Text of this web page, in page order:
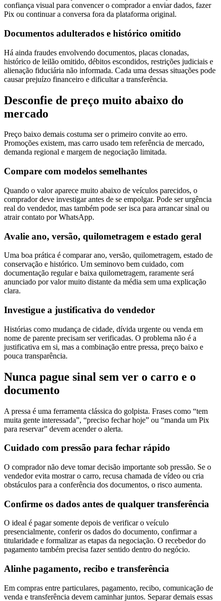
confiança visual para convencer o comprador a enviar dados, fazer
Pix ou continuar a conversa fora da plataforma original.
Documentos adulterados e histórico omitido
Há ainda fraudes envolvendo documentos, placas clonadas,
histórico de leilão omitido, débitos escondidos, restrições judiciais e
alienação fiduciária não informada. Cada uma dessas situações pode
causar prejuízo financeiro e dificultar a transferência.
Desconfie de preço muito abaixo do
mercado
Preço baixo demais costuma ser o primeiro convite ao erro.
Promoções existem, mas carro usado tem referência de mercado,
demanda regional e margem de negociação limitada.
Compare com modelos semelhantes
Quando o valor aparece muito abaixo de veículos parecidos, o
comprador deve investigar antes de se empolgar. Pode ser urgência
real do vendedor, mas também pode ser isca para arrancar sinal ou
atrair contato por WhatsApp.
Avalie ano, versão, quilometragem e estado geral
Uma boa prática é comparar ano, versão, quilometragem, estado de
conservação e histórico. Um seminovo bem cuidado, com
documentação regular e baixa quilometragem, raramente será
anunciado por valor muito distante da média sem uma explicação
clara.
Investigue a justificativa do vendedor
Histórias como mudança de cidade, dívida urgente ou venda em
nome de parente precisam ser verificadas. O problema não é a
justificativa em si, mas a combinação entre pressa, preço baixo e
pouca transparência.
Nunca pague sinal sem ver o carro e o
documento
A pressa é uma ferramenta clássica do golpista. Frases como “tem
muita gente interessada”, “preciso fechar hoje” ou “manda um Pix
para reservar” devem acender o alerta.
Cuidado com pressão para fechar rápido
O comprador não deve tomar decisão importante sob pressão. Se o
vendedor evita mostrar o carro, recusa chamada de vídeo ou cria
obstáculos para a conferência dos documentos, o risco aumenta.
Confirme os dados antes de qualquer transferência
O ideal é pagar somente depois de verificar o veículo
presencialmente, conferir os dados do documento, confirmar a
titularidade e formalizar as etapas da negociação. O recebedor do
pagamento também precisa fazer sentido dentro do negócio.
Alinhe pagamento, recibo e transferência
Em compras entre particulares, pagamento, recibo, comunicação de
venda e transferência devem caminhar juntos. Separar demais essas